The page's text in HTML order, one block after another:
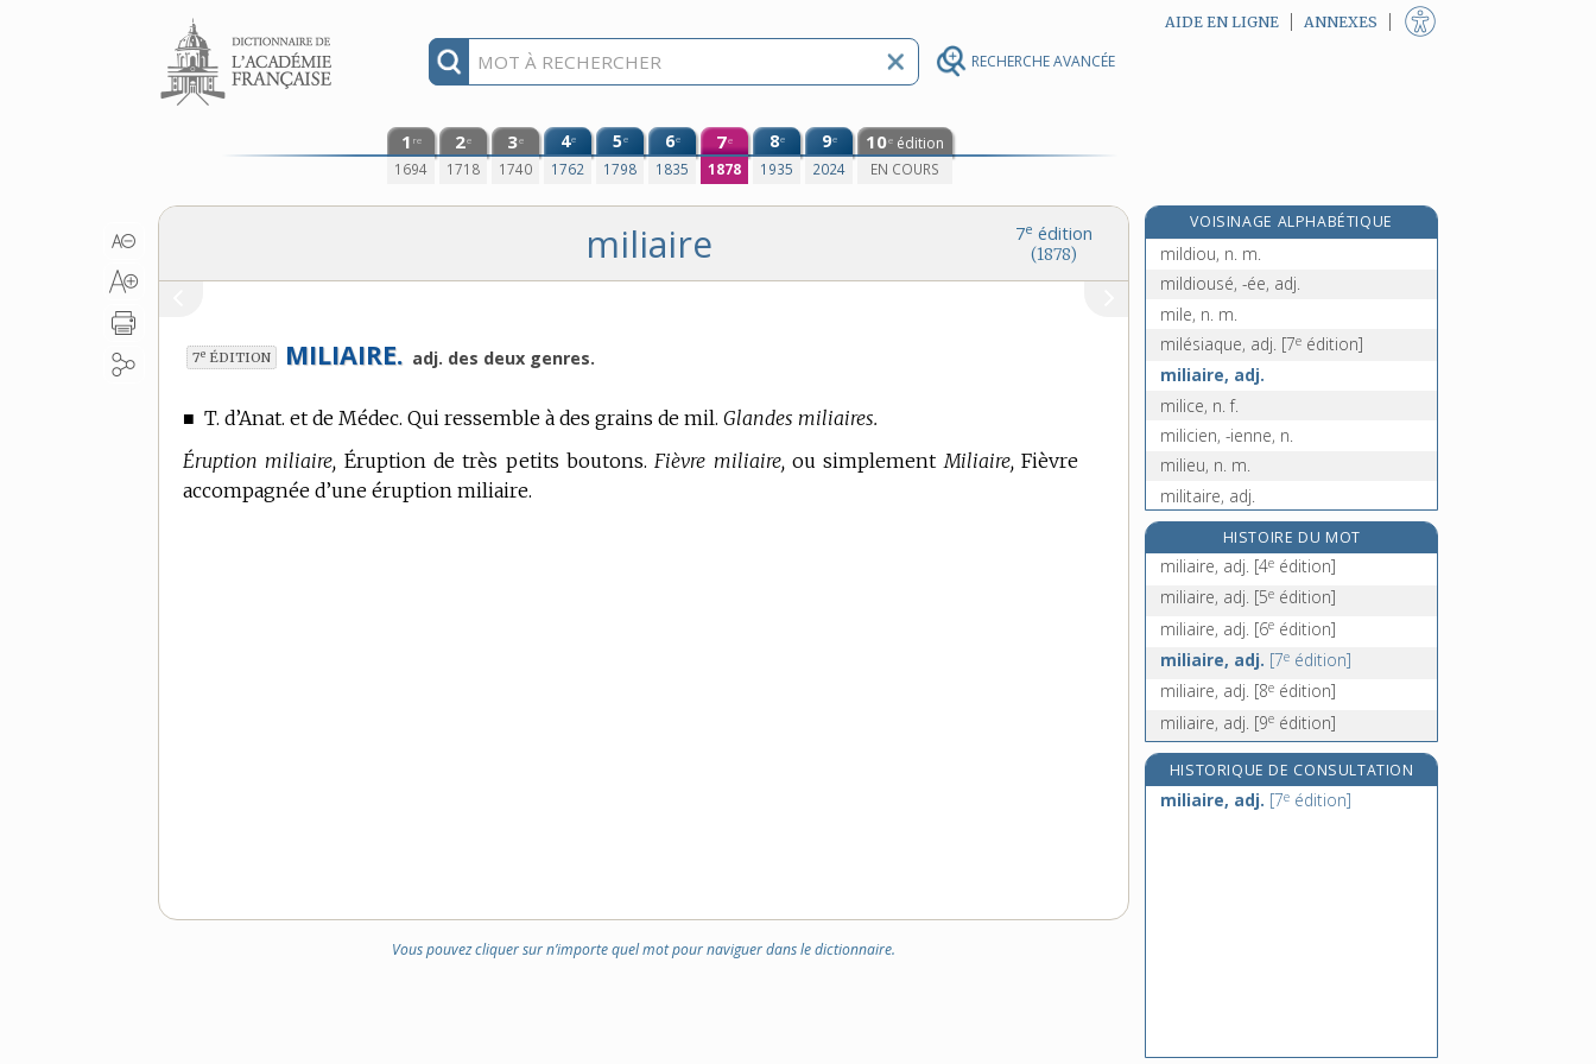
RECHERCHE AVANCÉE
Aller au contenu AIDE EN LIGNE ANNEXES
1 re
1694
2e
1718
3e
1740
4e
1762
5e
1798
6e
1835
7e
1878
8e
1935
9e
2024
10e édition
EN COURS
7e édition
(1878)
miliaire
7e ÉDITION MILIAIRE. adj. des deux genres.
■ T. d’Anat. et de Médec. Qui ressemble à des grains de mil. Glandes miliaires.
Éruption miliaire, Éruption de très petits boutons. Fièvre miliaire, ou simplement Miliaire, Fièvre
accompagnée d’une éruption miliaire.
Vous pouvez cliquer sur n’importe quel mot pour naviguer dans le dictionnaire.
VOISINAGE ALPHABÉTIQUE
milanais, -aise, adj.
mildiou, n. m.
mildiousé, -ée, adj.
mile, n. m.
milésiaque, adj. [7e édition]
miliaire, adj.
milice, n. f.
milicien, -ienne, n.
milieu, n. m.
militaire, adj.
militairement, adv.
militance, n. m.
militant, -ante, adj. et n.
militarisation, n. f.
HISTOIRE DU MOT
miliaire, adj. [4e édition]
miliaire, adj. [5e édition]
miliaire, adj. [6e édition]
miliaire, adj. [7e édition]
miliaire, adj. [8e édition]
miliaire, adj. [9e édition]
HISTORIQUE DE CONSULTATION
miliaire, adj. [7e édition]